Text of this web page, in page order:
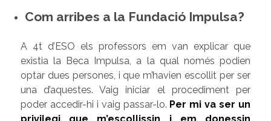
Com arribes a la Fundació Impulsa?
A 4t d’ESO els professors em van explicar que
existia la Beca Impulsa, a la qual només podien
optar dues persones, i que m’havien escollit per ser
una d’aquestes. Vaig iniciar el procediment per
poder accedir-hi i vaig passar-lo. Per mi va ser un